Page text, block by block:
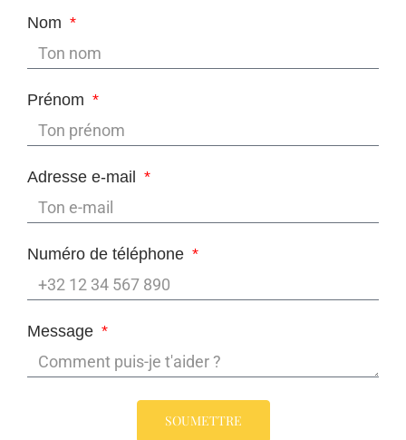
Nom
Prénom
Adresse e-mail
Numéro de téléphone
Message
SOUMETTRE